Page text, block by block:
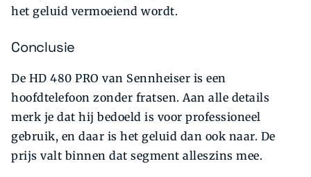
het geluid vermoeiend wordt.
Conclusie
De HD 480 PRO van Sennheiser is een
hoofdtelefoon zonder fratsen. Aan alle details
merk je dat hij bedoeld is voor professioneel
gebruik, en daar is het geluid dan ook naar. De
prijs valt binnen dat segment alleszins mee.